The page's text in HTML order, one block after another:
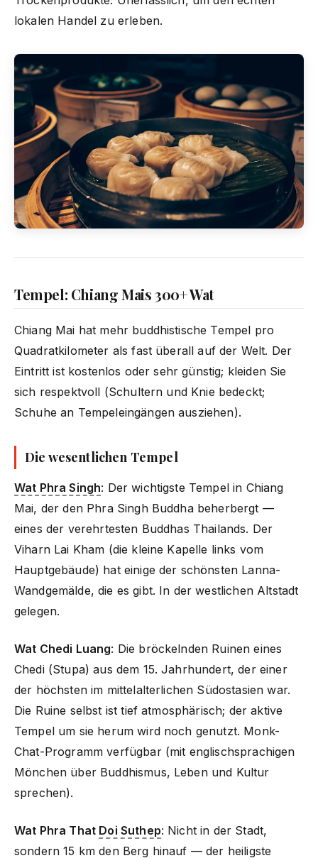
lokalen Handel zu erleben.
Tempel: Chiang Mais 300+ Wat
Chiang Mai hat mehr buddhistische Tempel pro
Quadratkilometer als fast überall auf der Welt. Der
Eintritt ist kostenlos oder sehr günstig; kleiden Sie
sich respektvoll (Schultern und Knie bedeckt;
Schuhe an Tempeleingängen ausziehen).
Die wesentlichen Tempel
Wat Phra Singh: Der wichtigste Tempel in Chiang
Mai, der den Phra Singh Buddha beherbergt —
eines der verehrtesten Buddhas Thailands. Der
Viharn Lai Kham (die kleine Kapelle links vom
Hauptgebäude) hat einige der schönsten Lanna-
Wandgemälde, die es gibt. In der westlichen Altstadt
gelegen.
Wat Chedi Luang: Die bröckelnden Ruinen eines
Chedi (Stupa) aus dem 15. Jahrhundert, der einer
der höchsten im mittelalterlichen Südostasien war.
Die Ruine selbst ist tief atmosphärisch; der aktive
Tempel um sie herum wird noch genutzt. Monk-
Chat-Programm verfügbar (mit englischsprachigen
Mönchen über Buddhismus, Leben und Kultur
sprechen).
Wat Phra That Doi Suthep: Nicht in der Stadt,
sondern 15 km den Berg hinauf — der heiligste